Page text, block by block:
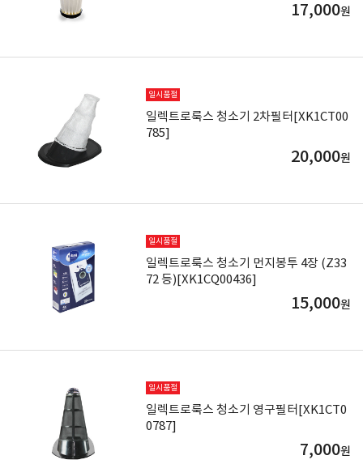
17,000원
일시품절
일렉트로룩스 청소기 2차필터[XK1CT00
785]
20,000원
일시품절
일렉트로룩스 청소기 먼지봉투 4장 (Z33
72 등)[XK1CQ00436]
15,000원
일시품절
일렉트로룩스 청소기 영구필터[XK1CT0
0787]
7,000원